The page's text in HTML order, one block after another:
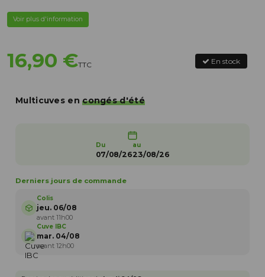
Voir plus d'information
16,90 €TTC En stock
Multicuves encongés d'été
Du
07/08/26
au
23/08/26
Derniers jours de commande
Colis
jeu. 06/08
avant 11h00
Cuve IBC
mar. 04/08
avant 12h00